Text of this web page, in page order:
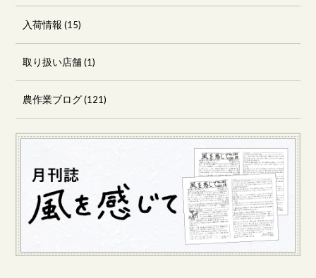
入荷情報 (15)
取り扱い店舗(1)
農作業ブログ(121)